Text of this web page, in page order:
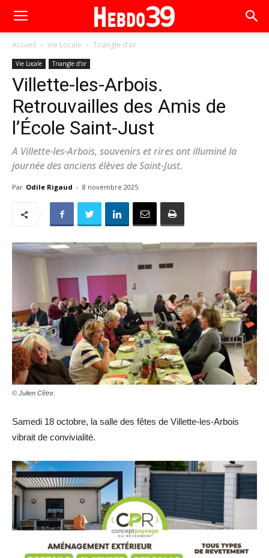
Accueil Vie Locale Triangle d’or
Vie Locale Triangle d’or
Villette-les-Arbois.
Retrouvailles des Amis de
l’École Saint-Just
A Villette-les-Arbois, souvenirs et rires ont illuminé la
journée des anciens élèves de Saint-Just.
Par Odile Rigaud - 8 novembre 2025
© Julien Cêtre.
Samedi 18 octobre, la salle des fêtes de Villette-les-Arbois
vibrait de convivialité.